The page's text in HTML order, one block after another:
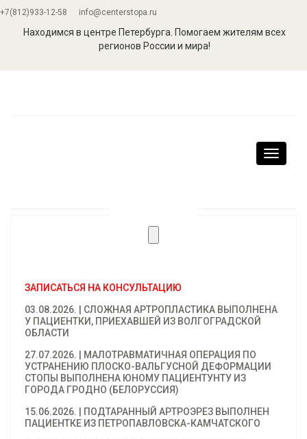
+7(812)933-12-58 info@centerstopa.ru
Находимся в центре Петербурга. Помогаем жителям всех
регионов России и мира!
ЗАПИСАТЬСЯ НА КОНСУЛЬТАЦИЮ
03.08.2026. | СЛОЖНАЯ АРТРОПЛАСТИКА ВЫПОЛНЕНА
У ПАЦИЕНТКИ, ПРИЕХАВШЕЙ ИЗ ВОЛГОГРАДСКОЙ
ОБЛАСТИ
27.07.2026. | МАЛОТРАВМАТИЧНАЯ ОПЕРАЦИЯ ПО
УСТРАНЕНИЮ ПЛОСКО-ВАЛЬГУСНОЙ ДЕФОРМАЦИИ
СТОПЫ ВЫПОЛНЕНА ЮНОМУ ПАЦИЕНТУНТУ ИЗ
ГОРОДА ГРОДНО (БЕЛОРУССИЯ)
15.06.2026. | ПОДТАРАННЫЙ АРТРОЭРЕЗ ВЫПОЛНЕН
ПАЦИЕНТКЕ ИЗ ПЕТРОПАВЛОВСКА-КАМЧАТСКОГО